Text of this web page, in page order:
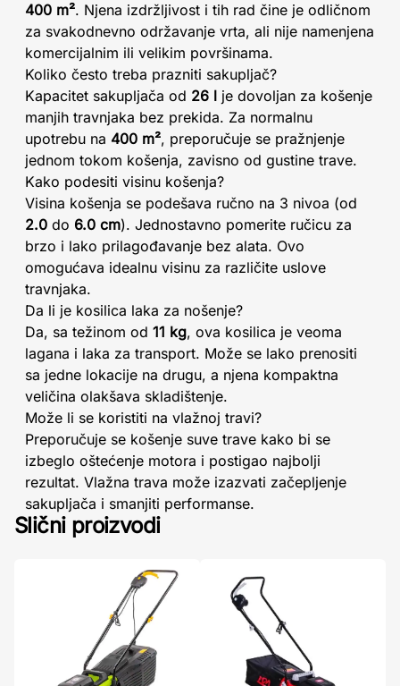
400 m². Njena izdržljivost i tih rad čine je odličnom
za svakodnevno održavanje vrta, ali nije namenjena
komercijalnim ili velikim površinama.
Koliko često treba prazniti sakupljač?
Kapacitet sakupljača od 26 l je dovoljan za košenje
manjih travnjaka bez prekida. Za normalnu
upotrebu na 400 m², preporučuje se pražnjenje
jednom tokom košenja, zavisno od gustine trave.
Kako podesiti visinu košenja?
Visina košenja se podešava ručno na 3 nivoa (od
2.0 do 6.0 cm). Jednostavno pomerite ručicu za
brzo i lako prilagođavanje bez alata. Ovo
omogućava idealnu visinu za različite uslove
travnjaka.
Da li je kosilica laka za nošenje?
Da, sa težinom od 11 kg, ova kosilica je veoma
lagana i laka za transport. Može se lako prenositi
sa jedne lokacije na drugu, a njena kompaktna
veličina olakšava skladištenje.
Može li se koristiti na vlažnoj travi?
Preporučuje se košenje suve trave kako bi se
izbeglo oštećenje motora i postigao najbolji
rezultat. Vlažna trava može izazvati začepljenje
sakupljača i smanjiti performanse.
Slični proizvodi